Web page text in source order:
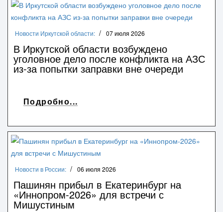
Новости Иркутской области: 07 июля 2026
В Иркутской области возбуждено
уголовное дело после конфликта на АЗС
из-за попытки заправки вне очереди
Подробно...
Новости в России: 06 июля 2026
Пашинян прибыл в Екатеринбург на
«Иннопром-2026» для встречи с
Мишустиным